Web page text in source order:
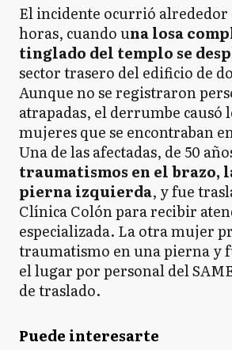
El incidente ocurrió alrededor
horas, cuando una losa
tinglado del templo se
sector trasero del edificio de
Aunque no se registraron
atrapadas, el derrumbe causó
mujeres que se encontraban
Una de las afectadas, de 50
traumatismos en el brazo,
pierna izquierda, y fue
Clínica Colón para recibir
especializada. La otra mujer
traumatismo en una pierna y
el lugar por personal del
de traslado.​
Puede interesarte